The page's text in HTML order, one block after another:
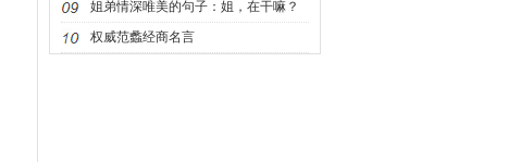
典妙语和感悟
姐弟情深唯美的句子：姐，在干嘛？
权威范蠡经商名言